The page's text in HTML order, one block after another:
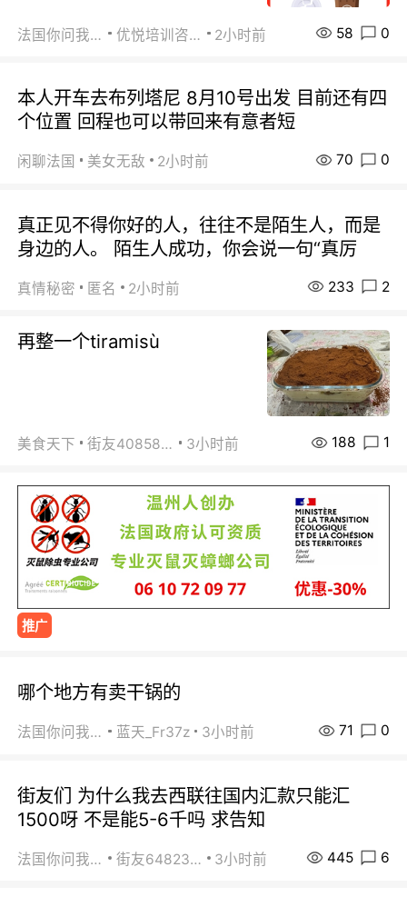
法国你问我答 优悦培训咨询 2小时前 58 0
本人开车去布列塔尼 8月10号出发 目前还有四
个位置 回程也可以带回来有意者短
闲聊法国 美女无敌 2小时前 70 0
真正见不得你好的人，往往不是陌生人，而是
身边的人。 陌生人成功，你会说一句“真厉
真情秘密 匿名 2小时前 233 2
再整一个tiramisù
美食天下 街友40858442 3小时前 188 1
推广
哪个地方有卖干锅的
法国你问我答 蓝天_Fr37z 3小时前 71 0
街友们 为什么我去西联往国内汇款只能汇
1500呀 不是能5-6千吗 求告知
法国你问我答 街友64823891 3小时前 445 6